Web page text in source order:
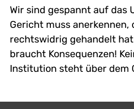
Wir sind gespannt auf das
Gericht muss anerkennen,
rechtswidrig gehandelt
braucht Konsequenzen!
Institution steht über dem